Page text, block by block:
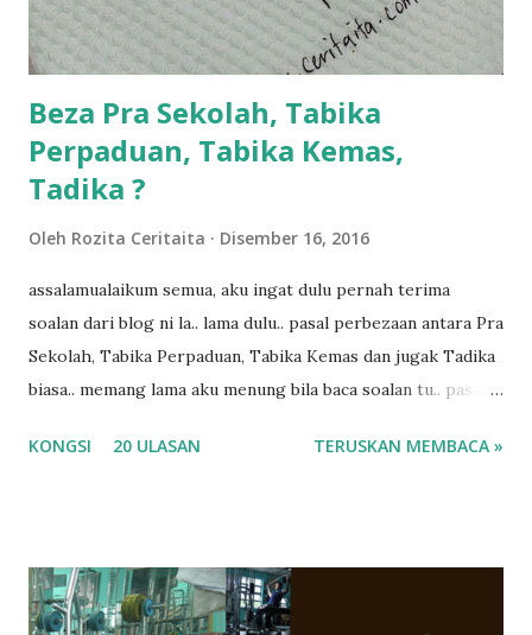
kalau ikut anak-anak semua nak ummi pimpin... ajer rebeh
ba...
Beza Pra Sekolah, Tabika
Perpaduan, Tabika Kemas,
Tadika ?
Oleh Rozita Ceritaita Disember 16, 2016
assalamualaikum semua, aku ingat dulu pernah terima
soalan dari blog ni la.. lama dulu.. pasal perbezaan antara Pra
Sekolah, Tabika Perpaduan, Tabika Kemas dan jugak Tadika
biasa.. memang lama aku menung bila baca soalan tu.. pasal
ko.. masa tu aku baru je ada anak sorang dan aku hentam je
tanya sapa-sapa pun masa tu.. bila fikir-fikirkan balik terasa
jugak masa alahai teruknya kami sebagai ibubapa.. dan kami
KONGSI 20 ULASAN TERUSKAN MEMBACA »